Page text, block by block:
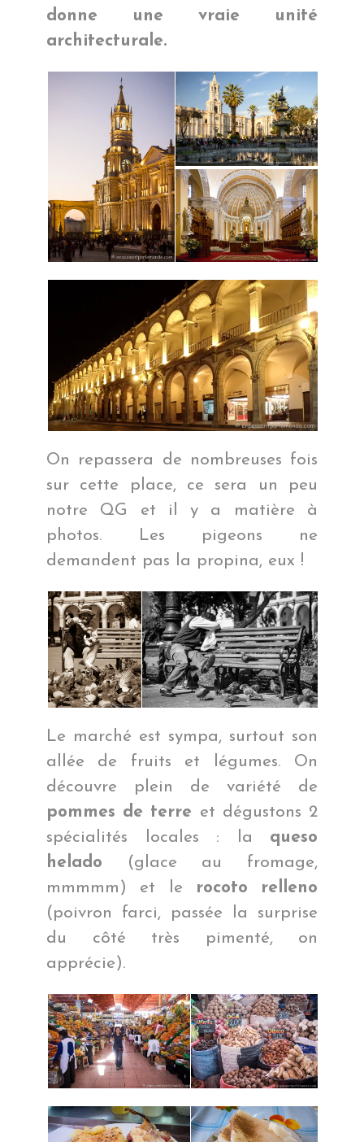
donne une vraie unité
architecturale.
On repassera de nombreuses fois
sur cette place, ce sera un peu
notre QG et il y a matière à
photos. Les pigeons ne
demandent pas la propina, eux !
Le marché est sympa, surtout son
allée de fruits et légumes. On
découvre plein de variété de
pommes de terre et dégustons 2
spécialités locales : la queso
helado (glace au fromage,
mmmmm) et le
rocoto relleno
(poivron farci, passée la surprise
du côté très pimenté, on
apprécie).